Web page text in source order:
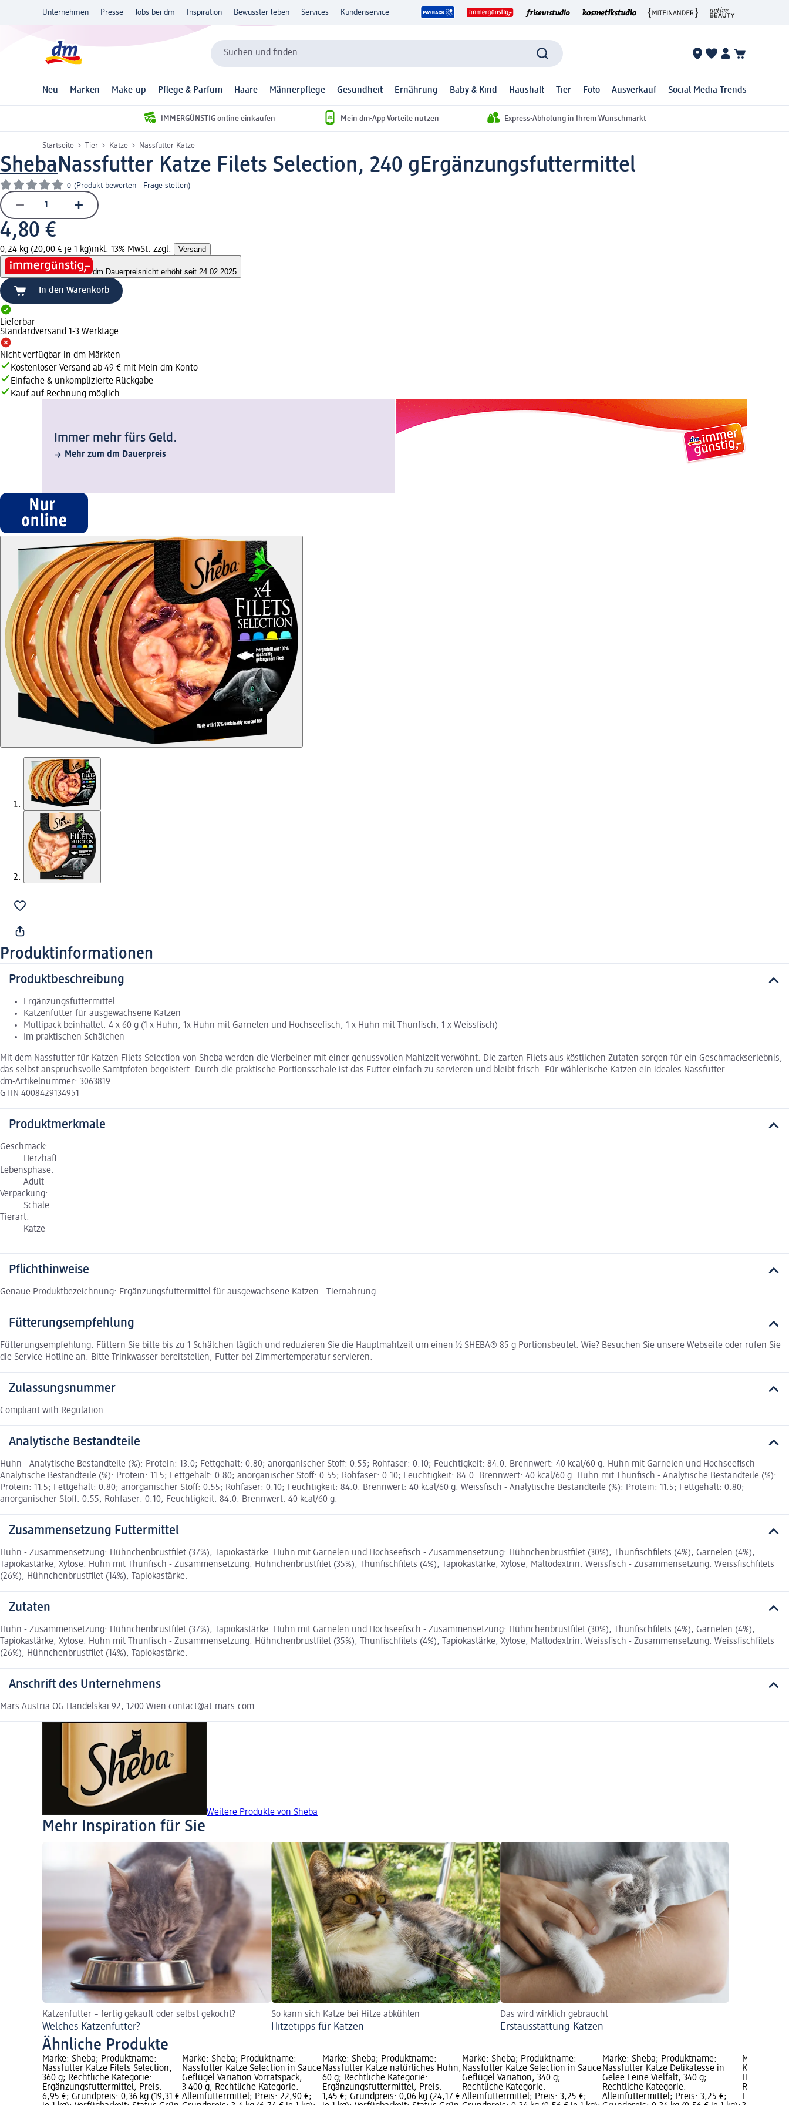
Unternehmen Presse Jobs bei dm Inspiration Bewusster leben Services Kundenservice
Suchen und finden
Neu Marken Make-up Pflege & Parfum Haare Männerpflege Gesundheit Ernährung Baby & Kind Haushalt Tier Foto Ausverkauf Social Media Trends
IMMERGÜNSTIG online einkaufen Mein dm-App Vorteile nutzen Express-Abholung in Ihrem Wunschmarkt
Startseite Tier Katze Nassfutter Katze
ShebaNassfutter Katze Filets Selection, 240 gErgänzungsfuttermittel
0 (Produkt bewerten Frage stellen)
4,80 €
0,24 kg (20,00 € je 1 kg)inkl. 13% MwSt. zzgl. Versand
dm Dauerpreisnicht erhöht seit 24.02.2025
In den Warenkorb
Lieferbar
Standardversand 1-3 Werktage
Nicht verfügbar in dm Märkten
Kostenloser Versand ab 49 € mit Mein dm Konto
Einfache & unkomplizierte Rückgabe
Kauf auf Rechnung möglich
Immer mehr fürs Geld.
Mehr zum dm Dauerpreis
Produktinformationen
Produktbeschreibung
Ergänzungsfuttermittel
Katzenfutter für ausgewachsene Katzen
Multipack beinhaltet: 4 x 60 g (1 x Huhn, 1x Huhn mit Garnelen und Hochseefisch, 1 x Huhn mit Thunfisch, 1 x Weissfisch)
Im praktischen Schälchen
Mit dem Nassfutter für Katzen Filets Selection von Sheba werden die Vierbeiner mit einer genussvollen Mahlzeit verwöhnt. Die zarten Filets aus köstlichen Zutaten sorgen für ein Geschmackserlebnis,
das selbst anspruchsvolle Samtpfoten begeistert. Durch die praktische Portionsschale ist das Futter einfach zu servieren und bleibt frisch. Für wählerische Katzen ein ideales Nassfutter.
dm-Artikelnummer: 3063819
GTIN 4008429134951
Produktmerkmale
Geschmack:
Herzhaft
Lebensphase:
Adult
Verpackung:
Schale
Tierart:
Katze
Pflichthinweise
Genaue Produktbezeichnung: Ergänzungsfuttermittel für ausgewachsene Katzen - Tiernahrung.
Fütterungsempfehlung
Fütterungsempfehlung: Füttern Sie bitte bis zu 1 Schälchen täglich und reduzieren Sie die Hauptmahlzeit um einen ½ SHEBA® 85 g Portionsbeutel. Wie? Besuchen Sie unsere Webseite oder rufen Sie
die Service-Hotline an. Bitte Trinkwasser bereitstellen; Futter bei Zimmertemperatur servieren.
Zulassungsnummer
Compliant with Regulation
Analytische Bestandteile
Huhn - Analytische Bestandteile (%): Protein: 13.0; Fettgehalt: 0.80; anorganischer Stoff: 0.55; Rohfaser: 0.10; Feuchtigkeit: 84.0. Brennwert: 40 kcal/60 g. Huhn mit Garnelen und Hochseefisch -
Analytische Bestandteile (%): Protein: 11.5; Fettgehalt: 0.80; anorganischer Stoff: 0.55; Rohfaser: 0.10; Feuchtigkeit: 84.0. Brennwert: 40 kcal/60 g. Huhn mit Thunfisch - Analytische Bestandteile (%):
Protein: 11.5; Fettgehalt: 0.80; anorganischer Stoff: 0.55; Rohfaser: 0.10; Feuchtigkeit: 84.0. Brennwert: 40 kcal/60 g. Weissfisch - Analytische Bestandteile (%): Protein: 11.5; Fettgehalt: 0.80;
anorganischer Stoff: 0.55; Rohfaser: 0.10; Feuchtigkeit: 84.0. Brennwert: 40 kcal/60 g.
Zusammensetzung Futtermittel
Huhn - Zusammensetzung: Hühnchenbrustfilet (37%), Tapiokastärke. Huhn mit Garnelen und Hochseefisch - Zusammensetzung: Hühnchenbrustfilet (30%), Thunfischfilets (4%), Garnelen (4%),
Tapiokastärke, Xylose. Huhn mit Thunfisch - Zusammensetzung: Hühnchenbrustfilet (35%), Thunfischfilets (4%), Tapiokastärke, Xylose, Maltodextrin. Weissfisch - Zusammensetzung: Weissfischfilets
(26%), Hühnchenbrustfilet (14%), Tapiokastärke.
Zutaten
Huhn - Zusammensetzung: Hühnchenbrustfilet (37%), Tapiokastärke. Huhn mit Garnelen und Hochseefisch - Zusammensetzung: Hühnchenbrustfilet (30%), Thunfischfilets (4%), Garnelen (4%),
Tapiokastärke, Xylose. Huhn mit Thunfisch - Zusammensetzung: Hühnchenbrustfilet (35%), Thunfischfilets (4%), Tapiokastärke, Xylose, Maltodextrin. Weissfisch - Zusammensetzung: Weissfischfilets
(26%), Hühnchenbrustfilet (14%), Tapiokastärke.
Anschrift des Unternehmens
Mars Austria OG Handelskai 92, 1200 Wien contact@at.mars.com
Weitere Produkte von Sheba
Mehr Inspiration für Sie
Katzenfutter – fertig gekauft oder selbst gekocht?
Welches Katzenfutter?
So kann sich Katze bei Hitze abkühlen
Hitzetipps für Katzen
Das wird wirklich gebraucht
Erstausstattung Katzen
Ähnliche Produkte
Marke: Sheba; Produktname:
Nassfutter Katze Filets Selection,
360 g; Rechtliche Kategorie:
Ergänzungsfuttermittel; Preis:
6,95 €; Grundpreis: 0,36 kg (19,31 €
Marke: Sheba; Produktname:
Nassfutter Katze Selection in Sauce
Geflügel Variation Vorratspack,
3 400 g; Rechtliche Kategorie:
Alleinfuttermittel; Preis: 22,90 €;
Marke: Sheba; Produktname:
Nassfutter Katze natürliches Huhn,
60 g; Rechtliche Kategorie:
Ergänzungsfuttermittel; Preis:
1,45 €; Grundpreis: 0,06 kg (24,17 €
Marke: Sheba; Produktname:
Nassfutter Katze Selection in Sauce
Geflügel Variation, 340 g;
Rechtliche Kategorie:
Alleinfuttermittel; Preis: 3,25 €;
Marke: Sheba; Produktname:
Nassfutter Katze Delikatesse in
Gelee Feine Vielfalt, 340 g;
Rechtliche Kategorie:
Alleinfuttermittel; Preis: 3,25 €;
Marke:
Rechtliche